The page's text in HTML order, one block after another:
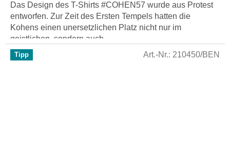
Das Design des T-Shirts #COHEN57 wurde aus Protest
entworfen. Zur Zeit des Ersten Tempels hatten die
Kohens einen unersetzlichen Platz nicht nur im
geistlichen, sondern auch...
Tipp Art.-Nr.: 210450/BEN